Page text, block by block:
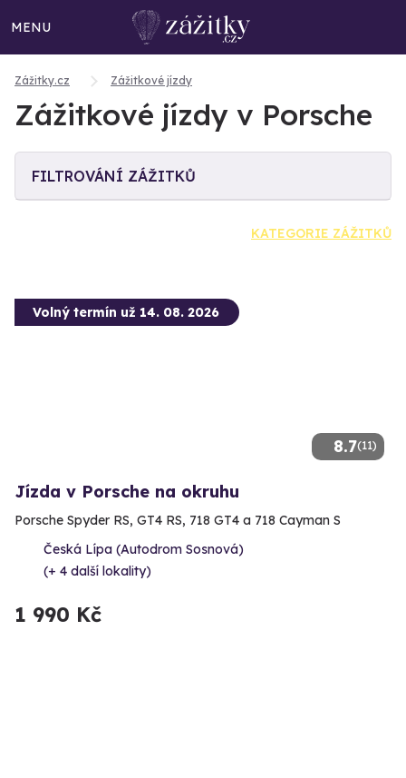
MENU
Zážitky.cz Zážitkové jízdy
Zážitkové jízdy v Porsche
FILTROVÁNÍ ZÁŽITKŮ
KATEGORIE ZÁŽITKŮ
8.7(11)
Volný termín už 14. 08. 2026
Jízda v Porsche na okruhu
Porsche Spyder RS, GT4 RS, 718 GT4 a 718 Cayman S
Česká Lípa (Autodrom Sosnová)
(+ 4 další lokality)
1 990 Kč